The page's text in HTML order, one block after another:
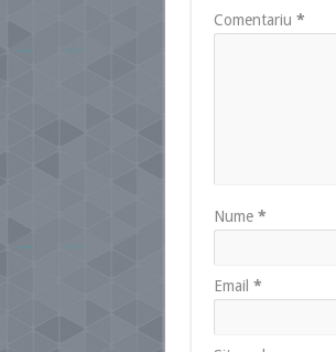
Comentariu *
Nume *
Email *